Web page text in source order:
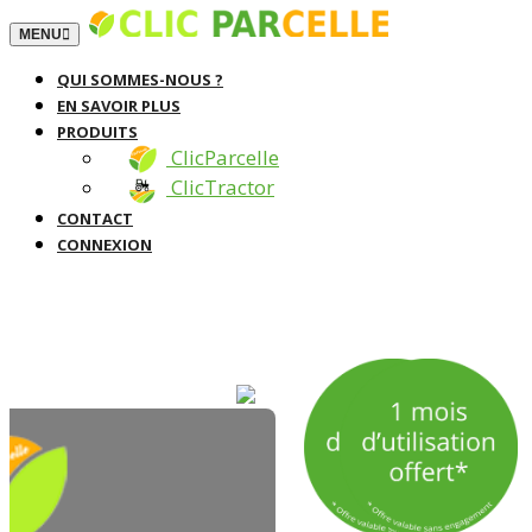
TOGGLE NAVIGATION
MENU
QUI SOMMES-NOUS ?
EN SAVOIR PLUS
PRODUITS
ClicParcelle
ClicTractor
CONTACT
CONNEXION